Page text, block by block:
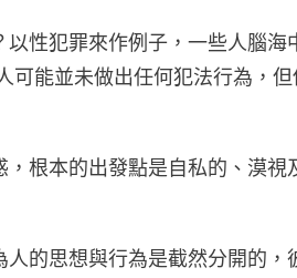
性犯罪來作例子，一些人腦海
能並未做出任何犯法行為，
根本的出發點是自私的、漠視
的思想與行為是截然分開的，